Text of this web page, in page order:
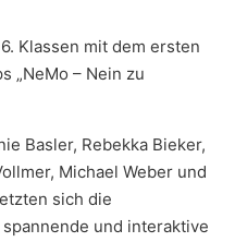
Klassen mit dem ersten
„NeMo – Nein zu
Basler, Rebekka Bieker,
Michael Weber und
sich die
und interaktive